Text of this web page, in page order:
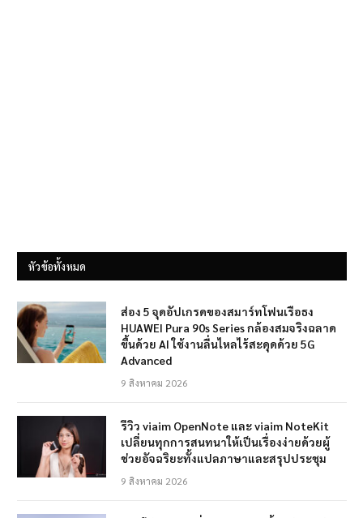
หัวข้อทั้งหมด
ส่อง 5 จุดอัปเกรดของสมาร์ทโฟนเรือธง
HUAWEI Pura 90s Series กล้องสมจริงฉลาด
ขึ้นด้วย AI ใช้งานลื่นไหลไร้สะดุดด้วย 5G
Advanced
9 สิงหาคม 2026
รีวิว viaim OpenNote และ viaim NoteKit
เปลี่ยนทุกการสนทนาให้เป็นเรื่องง่ายด้วยผู้
ช่วยอัจฉริยะทั้งแปลภาษาและสรุปประชุม
9 สิงหาคม 2026